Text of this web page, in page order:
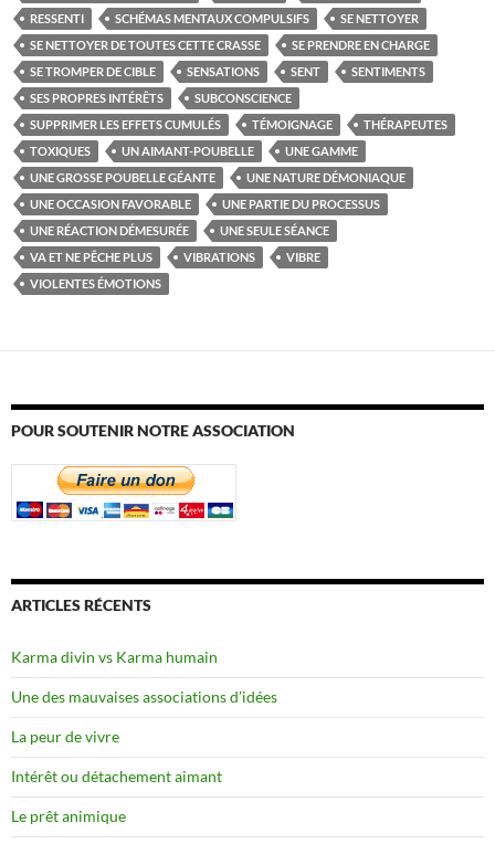
RESSENTI
SCHÉMAS MENTAUX COMPULSIFS
SE NETTOYER
SE NETTOYER DE TOUTES CETTE CRASSE
SE PRENDRE EN CHARGE
SE TROMPER DE CIBLE
SENSATIONS SENT
SENTIMENTS
SES PROPRES INTÉRÊTS
SUBCONSCIENCE
SUPPRIMER LES EFFETS CUMULÉS
TÉMOIGNAGE
THÉRAPEUTES
TOXIQUES
UN AIMANT-POUBELLE
UNE GAMME
UNE GROSSE POUBELLE GÉANTE
UNE NATURE DÉMONIAQUE
UNE OCCASION FAVORABLE
UNE PARTIE DU PROCESSUS
UNE RÉACTION DÉMESURÉE
UNE SEULE SÉANCE
VA ET NE PÊCHE PLUS
VIBRATIONS
VIBRE
VIOLENTES ÉMOTIONS
POUR SOUTENIR NOTRE ASSOCIATION
ARTICLES RÉCENTS
Karma divin vs Karma humain
Une des mauvaises associations d’idées
La peur de vivre
Intérêt ou détachement aimant
Le prêt animique